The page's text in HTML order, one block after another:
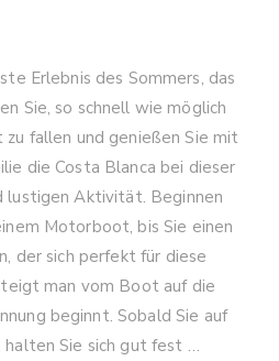
Erlebnis des Sommers, das
Sie, so schnell wie möglich
fallen und genießen Sie mit
die Costa Blanca bei dieser
lustigen Aktivität. Beginnen
Motorboot, bis Sie einen
der sich perfekt für diese
man vom Boot auf die
beginnt. Sobald Sie auf
halten Sie sich gut fest …